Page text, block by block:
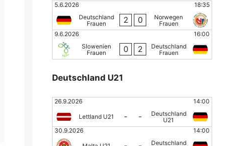
5.6.2026
18:35
Deutschland
Frauen
2 0
Norwegen
Frauen
9.6.2026
16:00
Slowenien
Frauen
0 2
Deutschland
Frauen
Deutschland U21
26.9.2026 14:00
Lettland U21 - -
Deutschland
U21
30.9.2026
14:00
Deutschland